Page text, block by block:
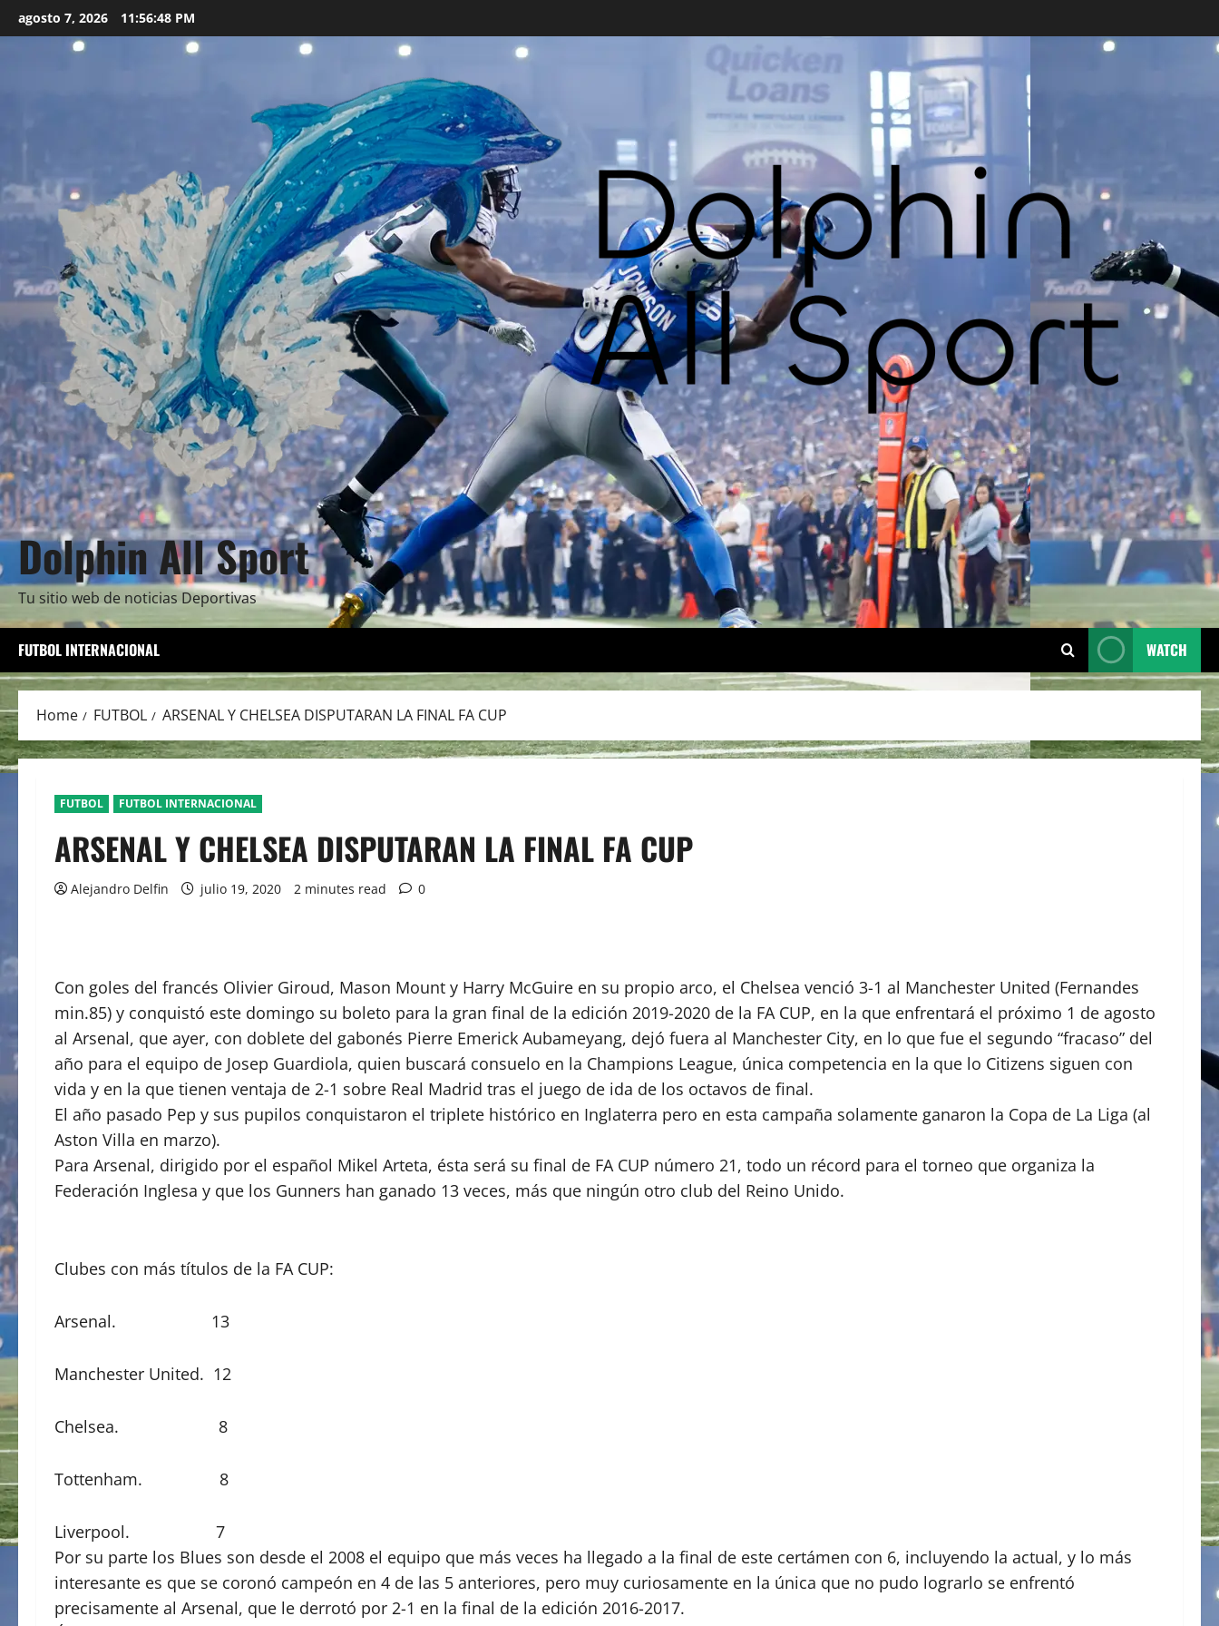
to
agosto 7, 2026 11:56:49 PM
Dolphin All Sport
Tu sitio web de noticias Deportivas
FUTBOL INTERNACIONAL WATCH
Home FUTBOL ARSENAL Y CHELSEA DISPUTARAN LA FINAL FA CUP
FUTBOL FUTBOL INTERNACIONAL
ARSENAL Y CHELSEA DISPUTARAN LA FINAL FA CUP
Alejandro Delfin julio 19, 2020 2 minutes read 0
Con goles del francés Olivier Giroud, Mason Mount y Harry McGuire en su propio arco, el Chelsea venció 3-1 al Manchester United (Fernandes
min.85) y conquistó este domingo su boleto para la gran final de la edición 2019-2020 de la FA CUP, en la que enfrentará el próximo 1 de agosto
al Arsenal, que ayer, con doblete del gabonés Pierre Emerick Aubameyang, dejó fuera al Manchester City, en lo que fue el segundo “fracaso” del
año para el equipo de Josep Guardiola, quien buscará consuelo en la Champions League, única competencia en la que lo Citizens siguen con
vida y en la que tienen ventaja de 2-1 sobre Real Madrid tras el juego de ida de los octavos de final.
El año pasado Pep y sus pupilos conquistaron el triplete histórico en Inglaterra pero en esta campaña solamente ganaron la Copa de La Liga (al
Aston Villa en marzo).
Para Arsenal, dirigido por el español Mikel Arteta, ésta será su final de FA CUP número 21, todo un récord para el torneo que organiza la
Federación Inglesa y que los Gunners han ganado 13 veces, más que ningún otro club del Reino Unido.
Clubes con más títulos de la FA CUP:
Arsenal. 13
Manchester United. 12
Chelsea. 8
Tottenham. 8
Liverpool. 7
Por su parte los Blues son desde el 2008 el equipo que más veces ha llegado a la final de este certámen con 6, incluyendo la actual, y lo más
interesante es que se coronó campeón en 4 de las 5 anteriores, pero muy curiosamente en la única que no pudo lograrlo se enfrentó
precisamente al Arsenal, que le derrotó por 2-1 en la final de la edición 2016-2017.